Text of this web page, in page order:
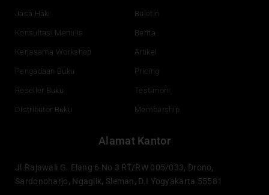
Jasa Haki
Konsultasi Menulis
Kerjasama Workshop
Pengadaan Buku
Reseller Buku
Distributor Buku
Buletin
Berita
Artikel
Pricing
Testimoni
Membership
Alamat Kantor
Jl.Rajawali G. Elang 6 No 3 RT/RW 005/033, Drono,
Sardonoharjo, Ngaglik, Sleman, D.I Yogyakarta 55581